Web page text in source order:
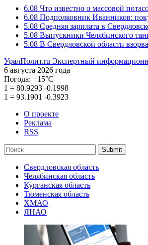
6.08 Что известно о массовой
6.08 Подполковник Иванников:
5.08 Средняя зарплата в
5.08 Выпускники Челябинского
5.08 В Свердловской области
УралПолит.ru Экспертный
6 августа 2026 года
Погода: +15°С
1 = 80.9293 -0.1998
1 = 93.1901 -0.3923
О проекте
Реклама
RSS
Submit
Свердловская область
Челябинская область
Курганская область
Тюменская область
ХМАО
ЯНАО